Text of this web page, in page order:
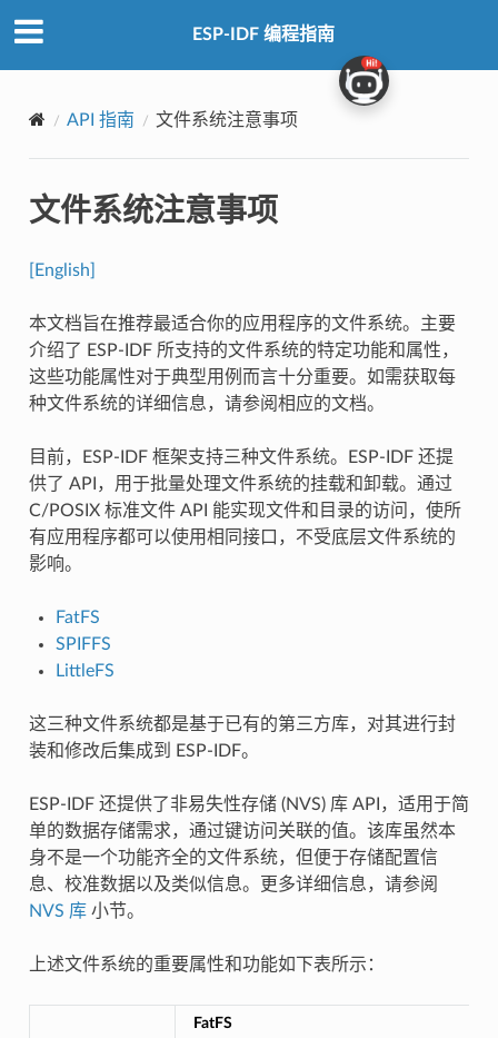
ESP-IDF 编程指南
API 指南 文件系统注意事项
文件系统注意事项
[English]
本文档旨在推荐最适合你的应用程序的文件系统。主要
介绍了 ESP-IDF 所支持的文件系统的特定功能和属性，
这些功能属性对于典型用例而言十分重要。如需获取每
种文件系统的详细信息，请参阅相应的文档。
目前，ESP-IDF 框架支持三种文件系统。ESP-IDF 还提
供了 API，用于批量处理文件系统的挂载和卸载。通过
C/POSIX 标准文件 API 能实现文件和目录的访问，使所
有应用程序都可以使用相同接口，不受底层文件系统的
影响。
FatFS
SPIFFS
LittleFS
这三种文件系统都是基于已有的第三方库，对其进行封
装和修改后集成到 ESP-IDF。
ESP-IDF 还提供了非易失性存储 (NVS) 库 API，适用于简
单的数据存储需求，通过键访问关联的值。该库虽然本
身不是一个功能齐全的文件系统，但便于存储配置信
息、校准数据以及类似信息。更多详细信息，请参阅
NVS 库小节。
上述文件系统的重要属性和功能如下表所示：
FatFS